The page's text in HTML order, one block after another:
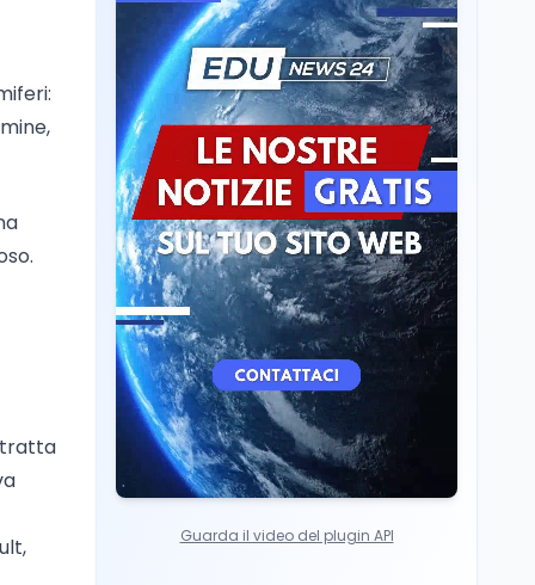
tratta
4.150 euro
Cultura6 ago
Spesa culturale in
Lombardia da record,
ma la voragine Nord-
Sud triplica
Cultura 6 ago
Francesco Guccini si è
spento a Pàvana: addio
al Maestrone
Guarda il video del plugin API